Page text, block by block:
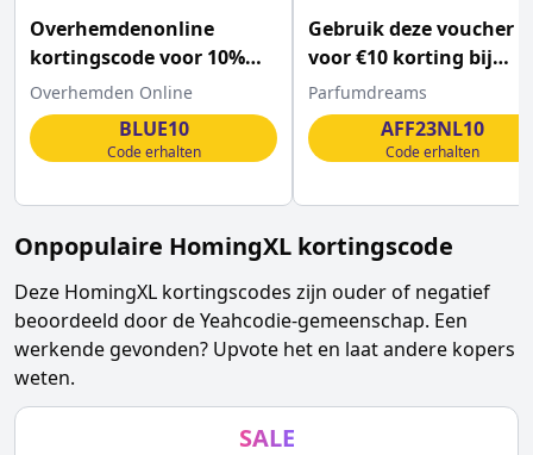
Overhemdenonline
kortingscode voor 10%
korting op ALLES
Overhemden Online
BLUE10
Code erhalten
Gebruik deze voucher
voor €10 korting bij
Parfumdreams
Parfumdreams
AFF23NL10
Code erhalten
Onpopulaire HomingXL kortingscode
Deze HomingXL kortingscodes zijn ouder of negatief
beoordeeld door de Yeahcodie-gemeenschap. Een
werkende gevonden? Upvote het en laat andere kopers
weten.
SALE